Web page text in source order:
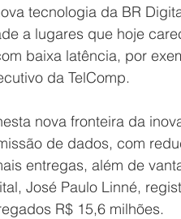
tecnologia da BR
a lugares que hoje
baixa latência, por
da TelComp.
nova fronteira da
de dados, com
entregas, além de
José Paulo Linné,
R$ 15,6 milhões.